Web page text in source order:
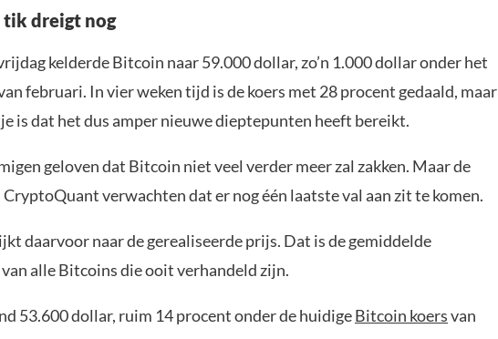
tik dreigt nog
kelderde Bitcoin naar 59.000 dollar, zo’n 1.000 dollar onder het
februari. In vier weken tijd is de koers met 28 procent gedaald, maar
is dat het dus amper nieuwe dieptepunten heeft bereikt.
geloven dat Bitcoin niet veel verder meer zal zakken. Maar de
verwachten dat er nog één laatste val aan zit te komen.
daarvoor naar de gerealiseerde prijs. Dat is de gemiddelde
alle Bitcoins die ooit verhandeld zijn.
53.600 dollar, ruim 14 procent onder de huidigeBitcoin koersvan